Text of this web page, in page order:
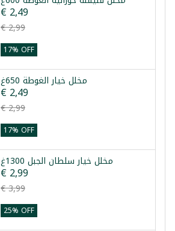
€ 2,49
€ 2,99
17% OFF
مخلل خيار الغوطة 650غ
€ 2,49
€ 2,99
17% OFF
مخلل خيار سلطان الجبل 1300غ
€ 2,99
€ 3,99
25% OFF